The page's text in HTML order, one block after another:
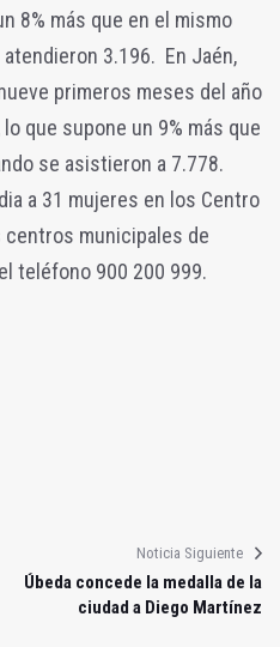
8% más que en el mismo
3.196. En Jaén,
primeros meses del año
que supone un 9% más que
se asistieron a 7.778.
a 31 mujeres en los Centro
centros municipales de
teléfono 900 200 999.
Noticia Siguiente
Úbeda concede la medalla de la
ciudad a Diego Martínez